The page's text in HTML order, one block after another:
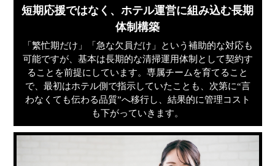
短期応援ではなく、ホテル運営に組み込む長期
体制構築
「繁忙期だけ」「急な欠員だけ」という補助的な対応も
可能ですが、基本は長期的な清掃運用体制として契約す
ることを前提にしています。専属チームを育てること
で、最初はホテル側で指示していたことも、次第に“言
わなくても伝わる品質”へ移行し、結果的に管理コスト
も下がっていきます。